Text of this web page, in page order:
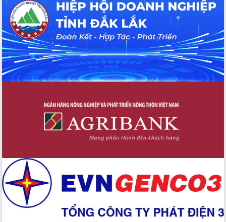
Hội thảo khoa học “Giải pháp thúc đẩy
phát triển nền kinh tế xanh tại tỉnh
Đắk Lắk”
Tăng cường giám sát, đôn đốc thực
hiện nhiệm vụ quản lý tài sản công
hàng tuần
Tháo gỡ những vướng mắc, đẩy mạnh
Đắk Lắk: Tôn vinh 46 giải pháp tại Hội
thi Sáng tạo Kỹ thuật 2024 - 2025
Đắk Lắk rà soát, điều chỉnh Đề án 190
Phó Chủ tịch UBND tỉnh Đắk Lắk
Trương Công Thái kiểm tra thực địa
Dự án cao tốc Khánh Hòa - Buôn Ma
Thuột
Định vị cà phê Việt Nam như một “di
sản sống” trong dòng chảy toàn cầu